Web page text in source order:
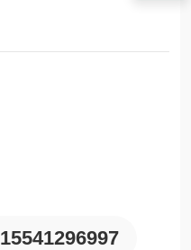
15541296997